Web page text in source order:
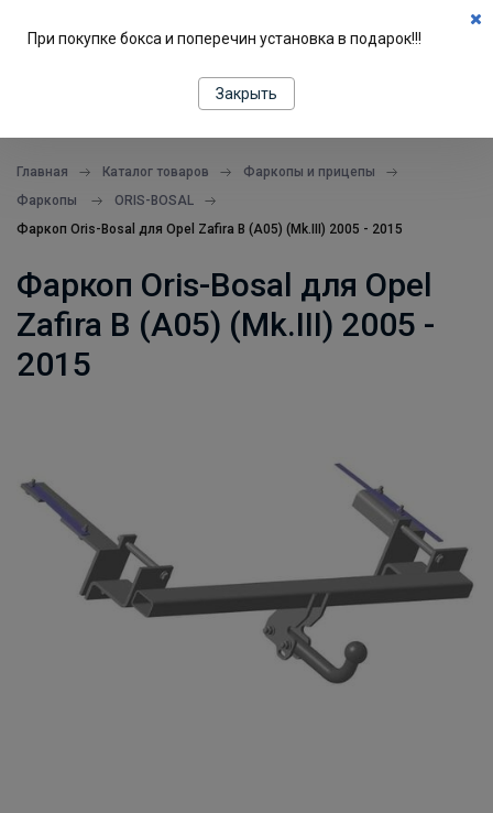
Главная Каталог товаров
Фаркопы и прицепы
Фаркопы
ORIS-BOSAL
Фаркоп Oris-Bosal для Opel Zafira B (A05) (Mk.III) 2005 - 2015
Фаркоп Oris-Bosal для Opel
Zafira B (A05) (Mk.III) 2005 -
2015
При покупке бокса и поперечин установка в подарок!!!
Закрыть